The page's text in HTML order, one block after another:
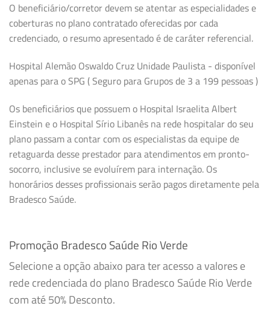
O beneficiário/corretor devem se atentar as especialidades e
coberturas no plano contratado oferecidas por cada
credenciado, o resumo apresentado é de caráter referencial.
Hospital Alemão Oswaldo Cruz Unidade Paulista - disponível
apenas para o SPG ( Seguro para Grupos de 3 a 199 pessoas )
Os beneficiários que possuem o Hospital Israelita Albert
Einstein e o Hospital Sírio Libanês na rede hospitalar do seu
plano passam a contar com os especialistas da equipe de
retaguarda desse prestador para atendimentos em pronto-
socorro, inclusive se evoluírem para internação. Os
honorários desses profissionais serão pagos diretamente pela
Bradesco Saúde.
Promoção Bradesco Saúde Rio Verde
Selecione a opção abaixo para ter acesso a valores e
rede credenciada do plano Bradesco Saúde Rio Verde
com até 50% Desconto.